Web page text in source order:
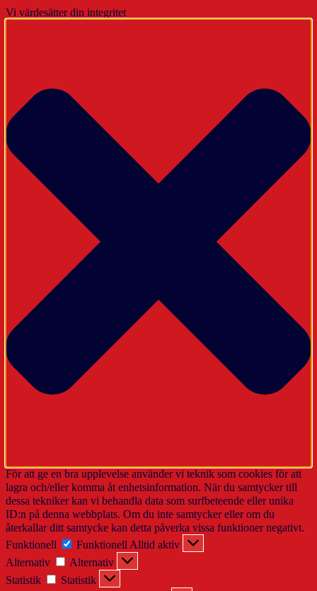
Vi värdesätter din integritet
För att ge en bra upplevelse använder vi teknik som cookies för att
lagra och/eller komma åt enhetsinformation. När du samtycker till
dessa tekniker kan vi behandla data som surfbeteende eller unika
ID:n på denna webbplats. Om du inte samtycker eller om du
återkallar ditt samtycke kan detta påverka vissa funktioner negativt.
Funktionell
Funktionell Alltid aktiv
Alternativ
Alternativ
Statistik
Statistik